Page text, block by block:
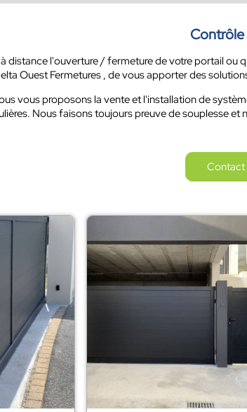
Contrôle
distance l'ouverture / fermeture de votre portail ou
Ouest Fermetures , de vous apporter des
vous proposons la vente et l'installation de
Nous faisons toujours preuve de souplesse
Contact